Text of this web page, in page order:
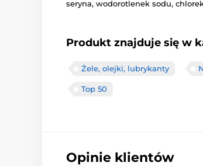
seryna, wodorotlenek sodu,
Produkt znajduje się w
Żele, olejki, lubrykanty
Top 50
Opinie klientów